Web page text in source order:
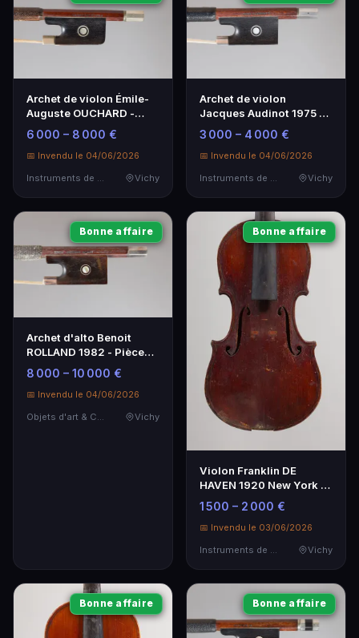
Archet de violon Émile-
Auguste OUCHARD -
Artisanat d'exception
6 000 – 8 000 €
📅 Invendu le 04/06/2026
Instruments de Musique
Vichy
Archet de violon
Jacques Audinot 1975 -
Oeuvre d'Art Musicale
3 000 – 4 000 €
📅 Invendu le 04/06/2026
Instruments de Musique
Vichy
Bonne affaire
Archet d'alto Benoit
ROLLAND 1982 - Pièce
de collection rare
8 000 – 10 000 €
📅 Invendu le 04/06/2026
Objets d'art & Curiosités
Vichy
Bonne affaire
Violon Franklin DE
HAVEN 1920 New York –
Instrument de musique
rare
1 500 – 2 000 €
📅 Invendu le 03/06/2026
Instruments de Musique
Vichy
Bonne affaire Bonne affaire